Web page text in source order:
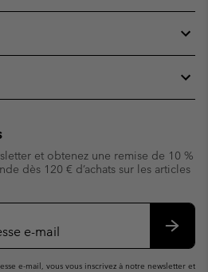
et obtenez une remise de 10 %
dès 120 € d’achats sur les articles
e-mail, vous vous inscrivez à notre newsletter et